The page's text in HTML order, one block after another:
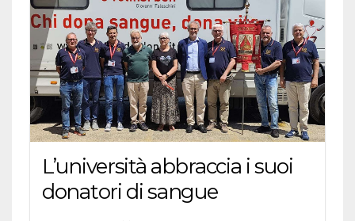
L’università abbraccia i suoi
donatori di sangue